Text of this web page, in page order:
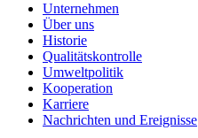
Unternehmen
Über uns
Historie
Qualitätskontrolle
Umweltpolitik
Kooperation
Karriere
Nachrichten und Ereignisse